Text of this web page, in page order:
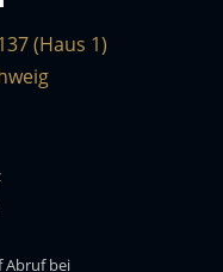
(Haus 1)
Abruf bei